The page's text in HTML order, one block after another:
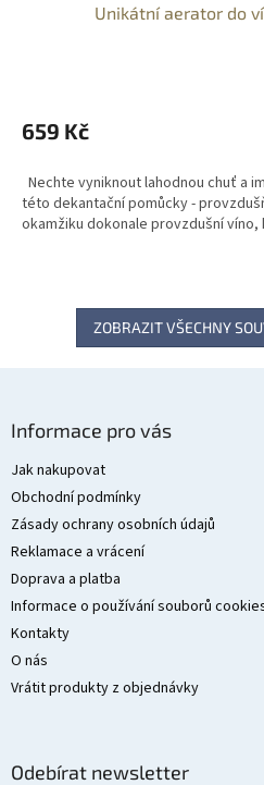
Unikátní aerator do
659 Kč
Nechte vyniknout lahodnou chuť a
této dekantační pomůcky -
okamžiku dokonale provzdušní víno,
ZOBRAZIT VŠECHNY
Informace pro vás
Jak nakupovat
Obchodní podmínky
Zásady ochrany osobních údajů
Reklamace a vrácení
Doprava a platba
Informace o používání souborů
Kontakty
O nás
Vrátit produkty z objednávky
Odebírat newsletter